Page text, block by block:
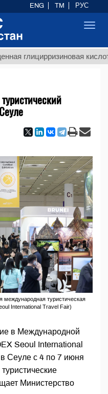
кислота
международная туристическая
International Travel Fair)
в Международной
Seoul International
Сеуле с 4 по 7 июня
Министерство
ENG TM РУС